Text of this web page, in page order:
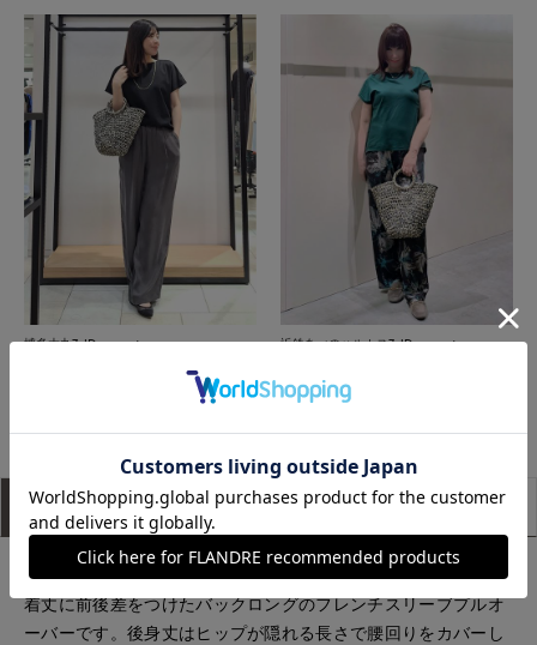
博多大丸7-IDconcept. 近鉄あべのハルカス7-IDconcept.
もっと見る
アイテム説明 サイズ詳細 購入レビュー
■デザイン
着丈に前後差をつけたバックロングのフレンチスリーブプルオ
ーバーです。後身丈はヒップが隠れる長さで腰回りをカバーし